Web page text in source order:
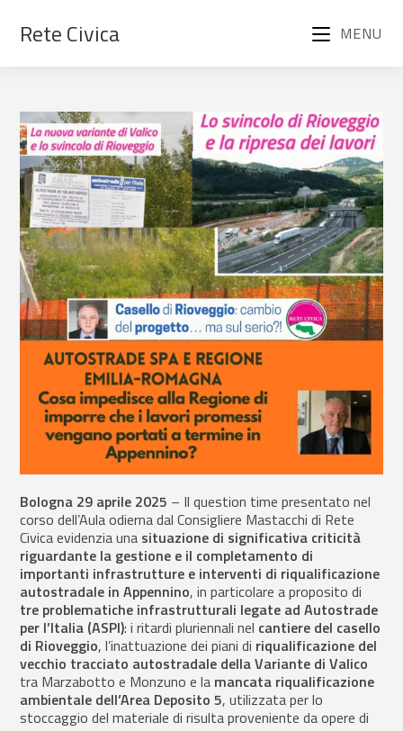
Rete Civica MENU
Bologna 29 aprile 2025 – Il question time presentato nel
corso dell’Aula odierna dal Consigliere Mastacchi di Rete
Civica evidenzia una situazione di significativa criticità
riguardante la gestione e il completamento di
importanti infrastrutture e interventi di riqualificazione
autostradale in Appennino, in particolare a proposito di
tre problematiche infrastrutturali legate ad Autostrade
per l’Italia (ASPI): i ritardi pluriennali nel cantiere del casello
di Rioveggio, l’inattuazione dei piani di riqualificazione del
vecchio tracciato autostradale della Variante di Valico
tra Marzabotto e Monzuno e la mancata riqualificazione
ambientale dell’Area Deposito 5, utilizzata per lo
stoccaggio del materiale di risulta proveniente da opere di